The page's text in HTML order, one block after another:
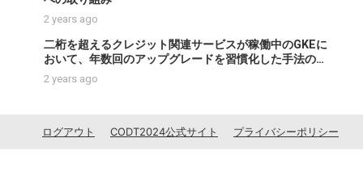
2 years ago
二桁を超えるクレジット関連サービスが稼働中のGKEに
おいて、年数回のアップグレードを習慣化した手法の紹
介
2 years ago
ログアウト CODT2024公式サイト プライバシーポリシー